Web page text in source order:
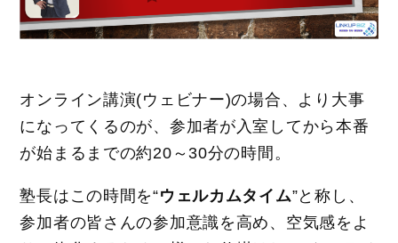
オンライン講演(ウェビナー)の場合、より大事
になってくるのが、参加者が入室してから本番
が始まるまでの約20～30分の時間。
塾長はこの時間を“ウェルカムタイム”と称し、
参加者の皆さんの参加意識を高め、空気感をよ